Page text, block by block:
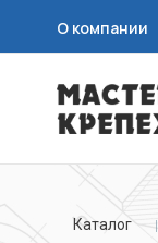
О компании
Каталог